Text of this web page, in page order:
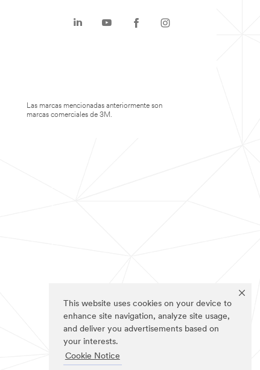
This website uses cookies on your device to
enhance site navigation, analyze site usage,
and deliver you advertisements based on
your interests.
Cookie Notice
Las marcas mencionadas anteriormente son
marcas comerciales de 3M.